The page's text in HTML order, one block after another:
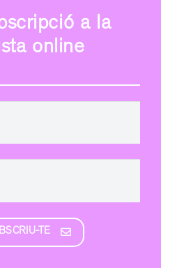
a la
online
TE